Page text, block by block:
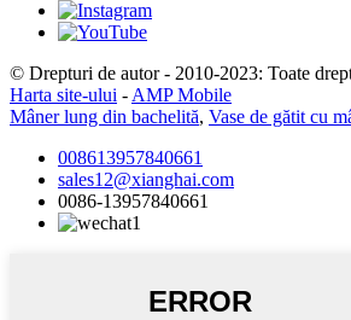
© Drepturi de autor - 2010-2023: Toate
Harta site-ului - AMP Mobile
Mâner lung din bachelită, Vase de gătit cu
008613957840661
sales12@xianghai.com
0086-13957840661